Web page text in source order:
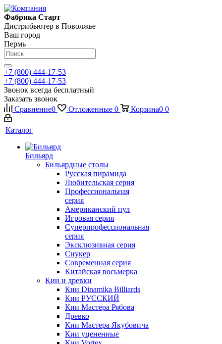
Фабрика Старт
Дистрибьютер в Поволжье
Ваш город
Пермь
+7 (800) 444-17-53
+7 (800) 444-17-53
Звонок всегда бесплатный
Заказать звонок
Сравнение0 Отложенные 0 Корзина0 0
Каталог
Бильярд
Бильярдные столы
Русская пирамида
Любительская серия
Профессиональная
серия
Американский пул
Игровая серия
Суперпрофессиональная
серия
Эксклюзивная серия
Снукер
Современная серия
Китайская восьмерка
Кии и древки
Кии Dinamika Billiards
Кии РУССКИЙ
Кии Мастера Рябова
Древко
Кии Мастера Якубовича
Кии уцененные